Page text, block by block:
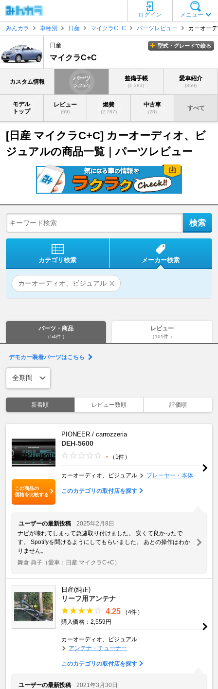
メニュー
ログイン
みんカラ
車種別 日産 マイクラC+C パーツレビュー カーオー
日産
マイクラC+C
型式・グレードで絞る
カスタム情報 パーツ
(2,252)
整備手帳
(1,383)
愛車紹介
(359)
モデル
トップ
レビュー
(69)
燃費
(2,787)
中古車
(28)
すべて
[日産 マイクラC+C] カーオーディオ、ビ
ジュアルの商品一覧｜パーツレビュー
カテゴリ検索 メーカー検索
カーオーディオ、ビジュアル
パーツ・商品
（54件 ）
レビュー
（101件 ）
デモカー装着パーツはこちら
新着順 レビュー数順 評価順
この商品の
価格を比較する
PIONEER / carrozzeria
DEH-5600
- （1件）
カーオーディオ、ビジュアル プレーヤー・本体
このカテゴリの取付店を探す
ユーザーの最新投稿
2025年2月8日
ナビが壊れてしまって急遽取り付けました。 安くて良かったで
す。 Spotifyを聞けるようにしてもらいました。 あとの操作はわか
りません。
舞倉 典子 （愛車：日産 マイクラC+C）
日産(純正)
リーフ用アンテナ
4.25
（4件）
購入価格：2,559円
カーオーディオ、ビジュアル
アンテナ・チューナー
このカテゴリの取付店を探す
ユーザーの最新投稿
2021年3月30日